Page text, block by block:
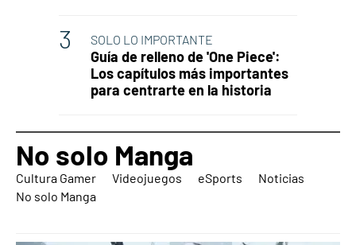
SOLO LO IMPORTANTE
Guía de relleno de 'One Piece':
Los capítulos más importantes
para centrarte en la historia
No solo Manga
Cultura Gamer Videojuegos eSports
Noticias
No solo Manga